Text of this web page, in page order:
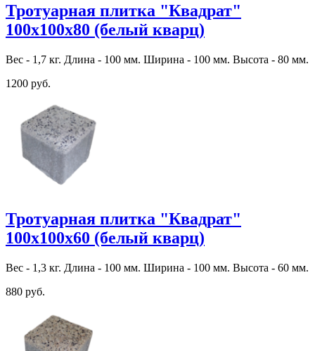
Тротуарная плитка "Квадрат"
100х100х80 (белый кварц)
Вес - 1,7 кг. Длина - 100 мм. Ширина - 100 мм. Высота - 80 мм.
1200 руб.
Тротуарная плитка "Квадрат"
100х100х60 (белый кварц)
Вес - 1,3 кг. Длина - 100 мм. Ширина - 100 мм. Высота - 60 мм.
880 руб.